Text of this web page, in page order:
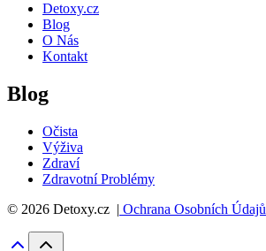
Detoxy.cz
Blog
O Nás
Kontakt
Blog
Očista
Výživa
Zdraví
Zdravotní Problémy
© 2026 Detoxy.cz | Ochrana Osobních Údajů